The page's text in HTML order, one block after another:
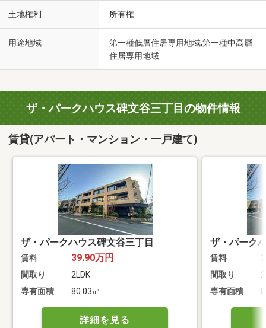
土地権利 所有権
用途地域
第一種低層住居専用地域,第一種中高層
住居専用地域
ザ・パークハウス碑文谷三丁目の物件情報
賃貸(アパート・マンション・一戸建て)
ザ・パークハウス碑文谷三丁目
賃料 39.90万円
間取り
2LDK
専有面積
80.03㎡
詳細を見る
ザ・パーク
賃料
間取り
専有面積